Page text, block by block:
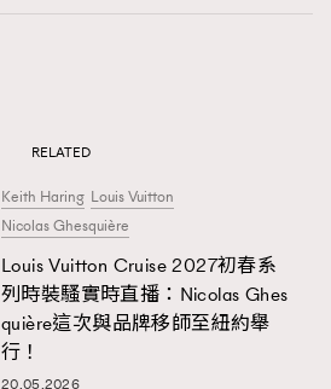
RELATED
Keith Haring Louis Vuitton
Nicolas Ghesquière
Louis Vuitton Cruise 2027初春系
列時裝騷實時直播：Nicolas Ghes
quière這次與品牌移師至紐約舉
行！
20.05.2026